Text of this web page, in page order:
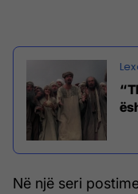
Në një seri